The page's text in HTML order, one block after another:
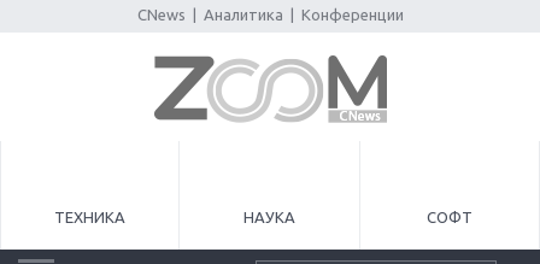
CNews Аналитика Конференции
ТЕХНИКА НАУКА СОФТ